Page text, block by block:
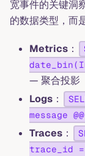
宽事件的关键洞
的数据类型，而
Metrics ：
— 聚合投影
Logs ：
message
Traces ：
trace_id